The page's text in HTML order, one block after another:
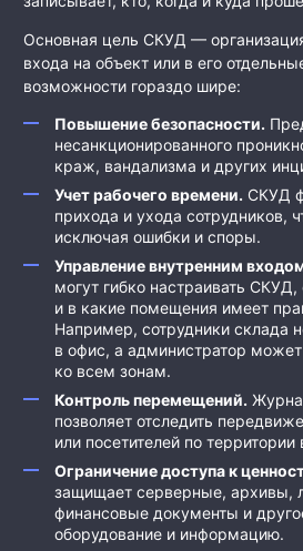
Основная цель СКУД —
входа на объект или в его
возможности гораздо шире:
Повышение безопасности.
несанкционированного
краж, вандализма и других
Учет рабочего времени. СКУД
прихода и ухода сотрудников,
исключая ошибки и споры.
Управлениевнутренним
могут гибко настраивать
и в какие помещения имеет
Например, сотрудники склада
в офис, а администратор
ко всем зонам.
Контрольперемещений.
позволяет отследить
или посетителей по территории
Ограничение доступа к
защищает серверные, архивы,
финансовые документы и
оборудование и информацию.